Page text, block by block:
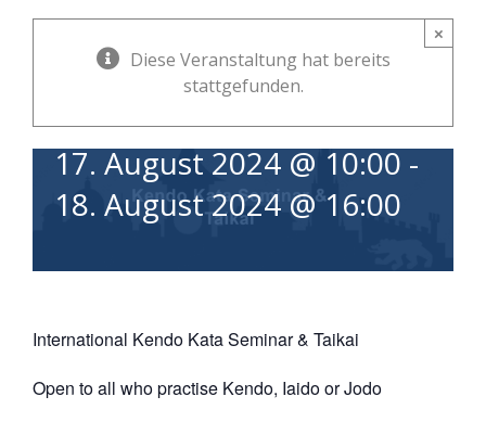
×
Diese Veranstaltung hat bereits
stattgefunden.
Jodoka and Iaidoka
17. August 2024 @ 10:00-
18. August 2024 @ 16:00
International Kendo Kata Seminar & Taikai
Open to all who practise Kendo, Iaido or Jodo